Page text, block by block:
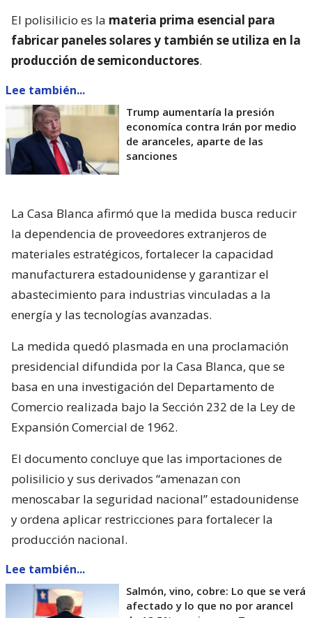
El polisilicio es la materia prima esencial para
fabricar paneles solares y también se utiliza en la
producción de semiconductores.
Lee también...
Trump aumentaría la presión
economíca contra Irán por medio
de aranceles, aparte de las
sanciones
La Casa Blanca afirmó que la medida busca reducir
la dependencia de proveedores extranjeros de
materiales estratégicos, fortalecer la capacidad
manufacturera estadounidense y garantizar el
abastecimiento para industrias vinculadas a la
energía y las tecnologías avanzadas.
La medida quedó plasmada en una proclamación
presidencial difundida por la Casa Blanca, que se
basa en una investigación del Departamento de
Comercio realizada bajo la Sección 232 de la Ley de
Expansión Comercial de 1962.
El documento concluye que las importaciones de
polisilicio y sus derivados “amenazan con
menoscabar la seguridad nacional” estadounidense
y ordena aplicar restricciones para fortalecer la
producción nacional.
Lee también...
Salmón, vino, cobre: Lo que se verá
afectado y lo que no por arancel